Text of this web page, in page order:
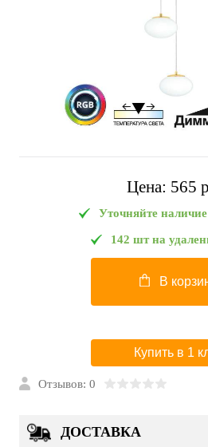
Цена: 565
Уточняйте
142 шт на
В
Купить в 1
Отзывов: 0
ДОСТАВКА